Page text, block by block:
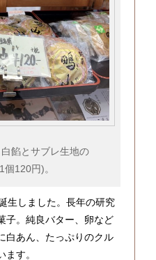
餡とサブレ生地の
120円)。
生しました。長年の研究
子。純良バター、卵など
白あん、たっぷりのクル
す。